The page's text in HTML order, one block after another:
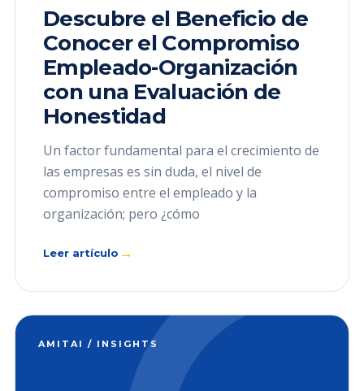
Descubre el Beneficio de
Conocer el Compromiso
Empleado-Organización
con una Evaluación de
Honestidad
Un factor fundamental para el crecimiento de
las empresas es sin duda, el nivel de
compromiso entre el empleado y la
organización; pero ¿cómo
Leer artículo →
AMITAI / INSIGHTS